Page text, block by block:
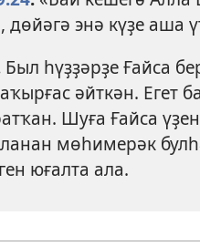
дөйәгә энә күҙе аша
Был һүҙҙәрҙе Ғайса
әйткән. Егет
Шуға Ғайса
мөһимерәк
юғалта ала.